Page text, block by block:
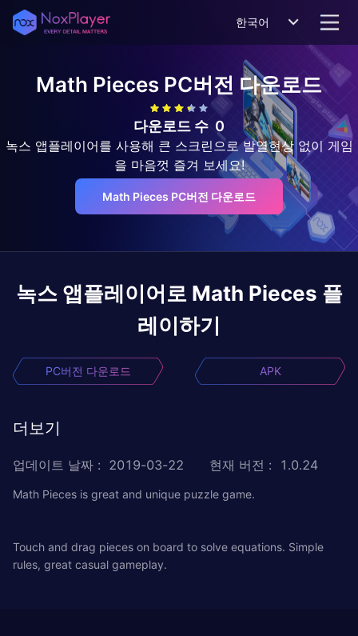
한국어
Math Pieces PC버전 다운로드
다운로드 수 0
녹스 앱플레이어를 사용해 큰 스크린으로 발열현상 없이 게임
을 마음껏 즐겨 보세요!
Math Pieces PC버전 다운로드
녹스 앱플레이어로 Math Pieces 플
레이하기
PC버전 다운로드 APK
더보기
업데이트 날짜 : 2019-03-22 현재 버전 : 1.0.24
Math Pieces is great and unique puzzle game.
Touch and drag pieces on board to solve equations. Simple
rules, great casual gameplay.